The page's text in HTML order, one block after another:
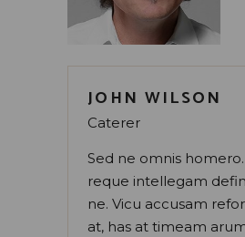
JOHN WILSON
Caterer
Sed ne omnis
reque intellegam
ne. Vicu accusam
at, has at timeam